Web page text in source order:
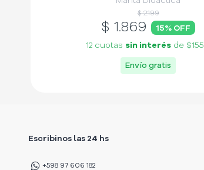
$ 2.199
$ 1.869 15% OFF
12 cuotas sin interés de $155
Envío gratis
Escribinos las 24 hs
+598 97 606 182